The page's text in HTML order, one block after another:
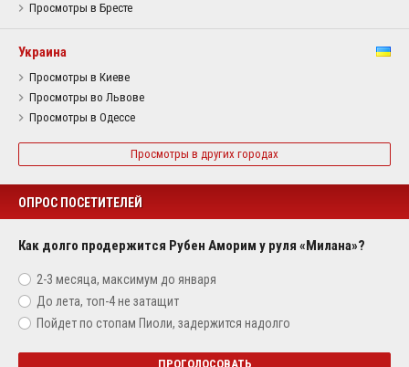
Просмотры в Бресте
Украина
Просмотры в Киеве
Просмотры во Львове
Просмотры в Одессе
Просмотры в других городах
ОПРОС ПОСЕТИТЕЛЕЙ
Как долго продержится Рубен Аморим у руля «Милана»?
2-3 месяца, максимум до января
До лета, топ-4 не затащит
Пойдет по стопам Пиоли, задержится надолго
ПРОГОЛОСОВАТЬ